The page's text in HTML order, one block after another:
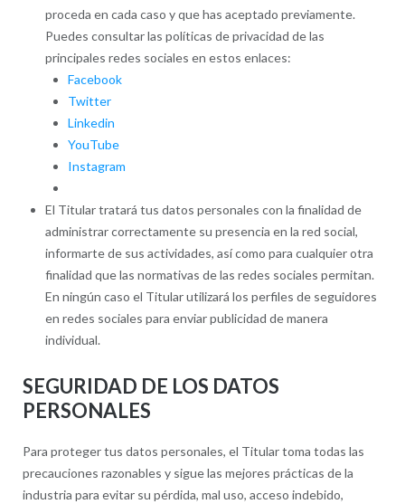
proceda en cada caso y que has aceptado previamente.
Puedes consultar las políticas de privacidad de las
principales redes sociales en estos enlaces:
Facebook
Twitter
Linkedin
YouTube
Instagram
El Titular tratará tus datos personales con la finalidad de
administrar correctamente su presencia en la red social,
informarte de sus actividades, así como para cualquier otra
finalidad que las normativas de las redes sociales permitan.
En ningún caso el Titular utilizará los perfiles de seguidores
en redes sociales para enviar publicidad de manera
individual.
SEGURIDAD DE LOS DATOS
PERSONALES
Para proteger tus datos personales, el Titular toma todas las
precauciones razonables y sigue las mejores prácticas de la
industria para evitar su pérdida, mal uso, acceso indebido,